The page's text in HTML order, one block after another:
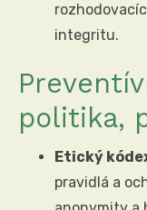
integritu.
politika,
Etický
pravidlá a